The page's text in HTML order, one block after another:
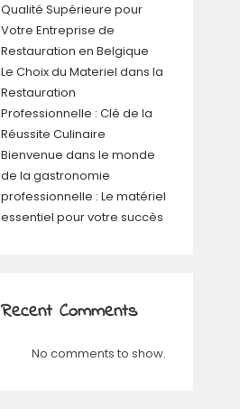
Qualité Supérieure pour
Votre Entreprise de
Restauration en Belgique
Le Choix du Materiel dans la
Restauration
Professionnelle : Clé de la
Réussite Culinaire
Bienvenue dans le monde
de la gastronomie
professionnelle : Le matériel
essentiel pour votre succès
Recent Comments
No comments to show.